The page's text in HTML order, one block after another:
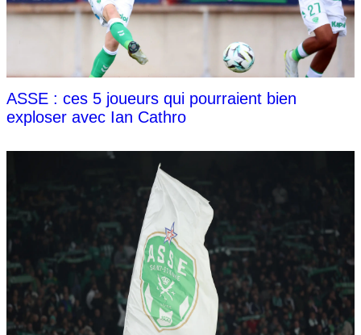
ASSE : ces 5 joueurs qui pourraient bien
exploser avec Ian Cathro